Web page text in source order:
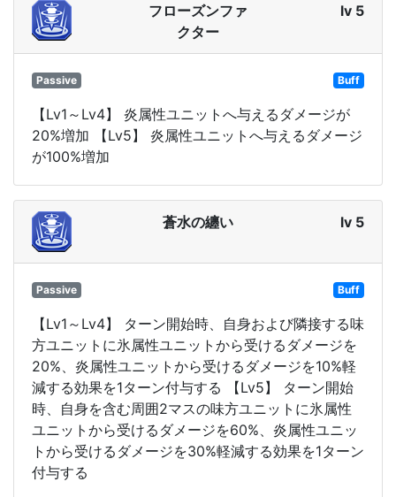
フローズンファ
クター
lv 5
Passive Buff
【Lv1～Lv4】 炎属性ユニットへ与えるダメージが
20%増加 【Lv5】 炎属性ユニットへ与えるダメージ
が100%増加
蒼水の纏い lv 5
Passive Buff
【Lv1～Lv4】 ターン開始時、自身および隣接する味
方ユニットに氷属性ユニットから受けるダメージを
20%、炎属性ユニットから受けるダメージを10%軽
減する効果を1ターン付与する 【Lv5】 ターン開始
時、自身を含む周囲2マスの味方ユニットに氷属性
ユニットから受けるダメージを60%、炎属性ユニッ
トから受けるダメージを30%軽減する効果を1ターン
付与する